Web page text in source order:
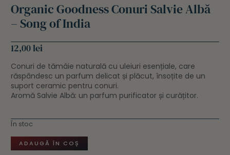
Organic Goodness Conuri Salvie Albă
– Song of India
12,00lei
Conuri de tămâie naturală cu uleiuri esențiale, care
răspândesc un parfum delicat și plăcut, însoțite de un
suport ceramic pentru conuri.
Aromă Salvie Albă: un parfum purificator și curățitor.
În stoc
ADAUGĂ ÎN COȘ